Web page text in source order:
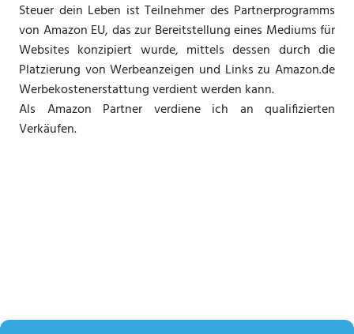
Steuer dein Leben ist Teilnehmer des Partnerprogramms
von Amazon EU, das zur Bereitstellung eines Mediums für
Websites konzipiert wurde, mittels dessen durch die
Platzierung von Werbeanzeigen und Links zu Amazon.de
Werbekostenerstattung verdient werden kann.
Als Amazon Partner verdiene ich an qualifizierten
Verkäufen.